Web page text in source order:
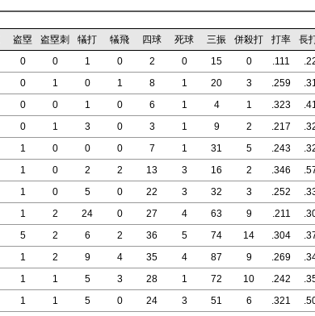
盗塁 盗塁刺 犠打 犠飛 四球 死球 三振 併殺打 打率 長
0 0 1 0 2 0 15 0 .111
0 1 0 1 8 1 20 3 .259
0 0 1 0 6 1 4 1 .323
0 1 3 0 3 1 9 2 .217
1 0 0 0 7 1 31 5 .243
1 0 2 2 13 3 16 2 .346
1 0 5 0 22 3 32 3 .252
1 2 24 0 27 4 63 9 .211
5 2 6 2 36 5 74 14 .304
1 2 9 4 35 4 87 9 .269
1 1 5 3 28 1 72 10 .242
1 1 5 0 24 3 51 6 .321